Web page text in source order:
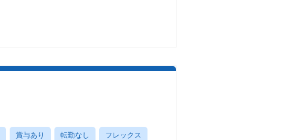
賞与あり 転勤なし フレックス